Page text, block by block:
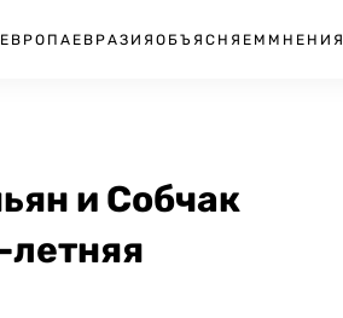
ЕВРОПА ЕВРАЗИЯ ОБЪЯСНЯЕМ МНЕНИЯ
и Собчак
летняя